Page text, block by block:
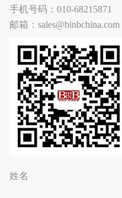
手机号码：010-68215871
邮箱：sales@binbchina.com
姓名